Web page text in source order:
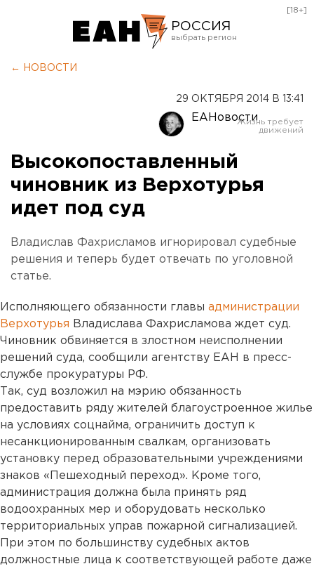
РОССИЯ
Оренбург
[18+]
← НОВОСТИ
29 ОКТЯБРЯ 2014 В 13:41
ЕАНовости
Высокопоставленный
чиновник из Верхотурья
идет под суд
Владислав Фахрисламов игнорировал судебные
решения и теперь будет отвечать по уголовной
статье.
Исполняющего обязанности главы администрации
Верхотурья Владислава Фахрисламова ждет суд.
Чиновник обвиняется в злостном неисполнении
решений суда, сообщили агентству ЕАН в пресс-
службе прокуратуры РФ.
Так, суд возложил на мэрию обязанность
предоставить ряду жителей благоустроенное жилье
на условиях соцнайма, ограничить доступ к
несанкционированным свалкам, организовать
установку перед образовательными учреждениями
знаков «Пешеходный переход». Кроме того,
администрация должна была принять ряд
водоохранных мер и оборудовать несколько
территориальных управ пожарной сигнализацией.
При этом по большинству судебных актов
должностные лица к соответствующей работе даже